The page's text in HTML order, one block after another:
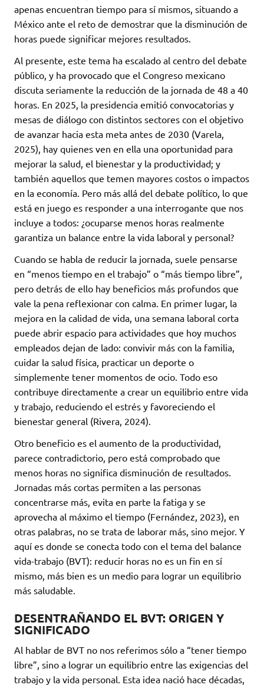
apenas encuentran tiempo para sí mismos, situando a
México ante el reto de demostrar que la disminución de
horas puede significar mejores resultados.
Al presente, este tema ha escalado al centro del debate
público, y ha provocado que el Congreso mexicano
discuta seriamente la reducción de la jornada de 48 a 40
horas. En 2025, la presidencia emitió convocatorias y
mesas de diálogo con distintos sectores con el objetivo
de avanzar hacia esta meta antes de 2030 (Varela,
2025), hay quienes ven en ella una oportunidad para
mejorar la salud, el bienestar y la productividad; y
también aquellos que temen mayores costos o impactos
en la economía. Pero más allá del debate político, lo que
está en juego es responder a una interrogante que nos
incluye a todos: ¿ocuparse menos horas realmente
garantiza un balance entre la vida laboral y personal?
Cuando se habla de reducir la jornada, suele pensarse
en “menos tiempo en el trabajo” o “más tiempo libre”,
pero detrás de ello hay beneficios más profundos que
vale la pena reflexionar con calma. En primer lugar, la
mejora en la calidad de vida, una semana laboral corta
puede abrir espacio para actividades que hoy muchos
empleados dejan de lado: convivir más con la familia,
cuidar la salud física, practicar un deporte o
simplemente tener momentos de ocio. Todo eso
contribuye directamente a crear un equilibrio entre vida
y trabajo, reduciendo el estrés y favoreciendo el
bienestar general (Rivera, 2024).
Otro beneficio es el aumento de la productividad,
parece contradictorio, pero está comprobado que
menos horas no significa disminución de resultados.
Jornadas más cortas permiten a las personas
concentrarse más, evita en parte la fatiga y se
aprovecha al máximo el tiempo (Fernández, 2023), en
otras palabras, no se trata de laborar más, sino mejor. Y
aquí es donde se conecta todo con el tema del balance
vida-trabajo (BVT): reducir horas no es un fin en sí
mismo, más bien es un medio para lograr un equilibrio
más saludable.
DESENTRAÑANDO EL BVT: ORIGEN Y
SIGNIFICADO
Al hablar de BVT no nos referimos sólo a “tener tiempo
libre”, sino a lograr un equilibrio entre las exigencias del
trabajo y la vida personal. Esta idea nació hace décadas,